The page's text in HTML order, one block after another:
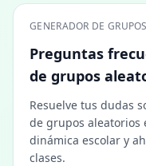
GENERADOR DE
Preguntas
de grupos
Resuelve tus dudas
de grupos aleatorios
dinámica escolar y
clases.